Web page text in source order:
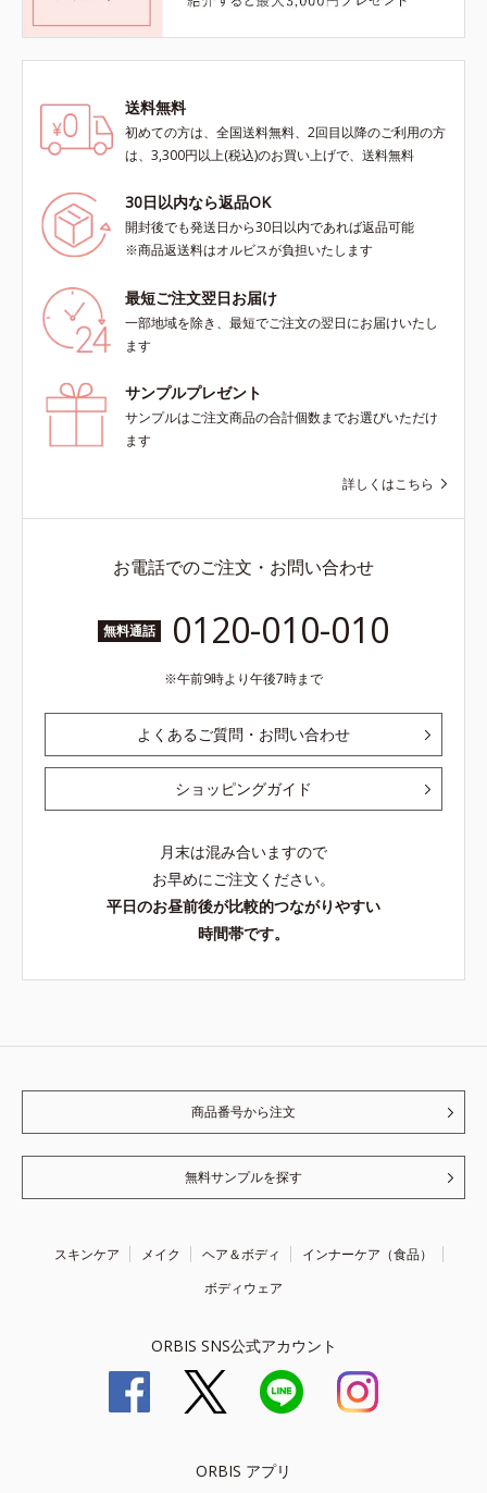
送料無料
初めての方は、全国送料無料、2回目以降のご利用の方
は、3,300円以上(税込)のお買い上げで、送料無料
30日以内なら返品OK
開封後でも発送日から30日以内であれば返品可能
※商品返送料はオルビスが負担いたします
最短ご注文翌日お届け
一部地域を除き、最短でご注文の翌日にお届けいたし
ます
サンプルプレゼント
サンプルはご注文商品の合計個数までお選びいただけ
ます
詳しくはこちら
お電話でのご注文・お問い合わせ
無料通話 0120-010-010
午前9時より午後7時まで
よくあるご質問・お問い合わせ
ショッピングガイド
月末は混み合いますので
お早めにご注文ください。
平日のお昼前後が比較的つながりやすい
時間帯です。
商品番号から注文
無料サンプルを探す
スキンケア メイク ヘア＆ボディ
インナーケア（食品）
ボディウェア
ORBIS SNS公式アカウント
ORBIS アプリ